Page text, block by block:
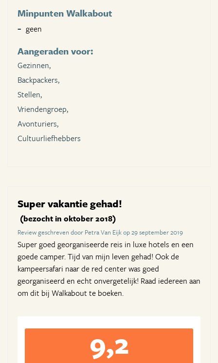
Minpunten Walkabout
geen
Aangeraden voor:
Gezinnen,
Backpackers,
Stellen,
Vriendengroep,
Avonturiers,
Cultuurliefhebbers
Super vakantie gehad!
(bezocht in oktober 2018)
Review geschreven door Petra Van Eijk op 29 september 2019
Super goed georganiseerde reis in luxe hotels en een
goede camper. Tijd van mijn leven gehad! Ook de
kampeersafari naar de red center was goed
georganiseerd en echt onvergetelijk! Raad iedereen aan
om dit bij Walkabout te boeken.
9,2